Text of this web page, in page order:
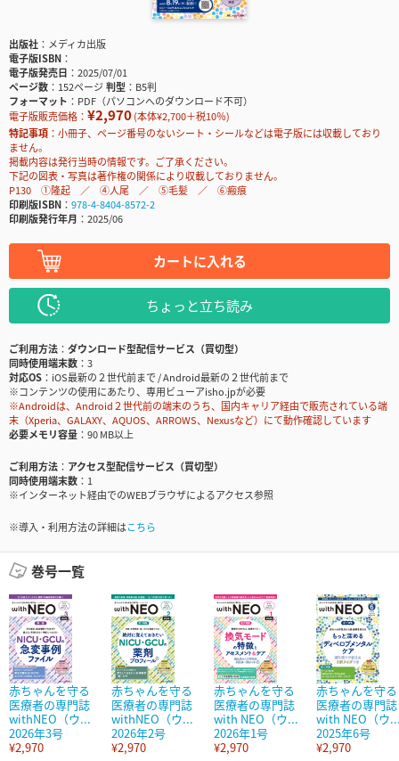
出版社
メディカ出版
電子版ISBN
電子版発売日
2025/07/01
ページ数
152ページ判型
B5判
フォーマット
PDF（パソコンへのダウンロード不可）
電子版販売価格： ¥2,970(本体¥2,700＋税10％)
特記事項
小冊子、ページ番号のないシート・シールなどは電子版には収載しており
ません。
掲載内容は発行当時の情報です。ご了承ください。
下記の図表・写真は著作権の関係により収載しておりません。
P130 ①隆起 ／ ④人尾 ／ ⑤毛髪 ／ ⑥瘢痕
印刷版ISBN
978-4-8404-8572-2
印刷版発行年月
2025/06
カートに入れる
ちょっと立ち読み
ご利用方法
ダウンロード型配信サービス（買切型）
同時使用端末数
3
対応OS
iOS最新の２世代前まで / Android最新の２世代前まで
※コンテンツの使用にあたり、専用ビューアisho.jpが必要
※Androidは、Android２世代前の端末のうち、国内キャリア経由で販売されている端
末（Xperia、GALAXY、AQUOS、ARROWS、Nexusなど）にて動作確認しています
必要メモリ容量
90 MB以上
ご利用方法
アクセス型配信サービス（買切型）
同時使用端末数
1
※インターネット経由でのWEBブラウザによるアクセス参照
※導入・利用方法の詳細はこちら
巻号一覧
赤ちゃんを守る
医療者の専門誌
withNEO（ウ...
2026年3号
¥2,970
赤ちゃんを守る
医療者の専門誌
withNEO（ウ...
2026年2号
¥2,970
赤ちゃんを守る
医療者の専門誌
with NEO（ウ...
2026年1号
¥2,970
赤ちゃんを守る
医療者の専門誌
with NEO（ウ
2025年6号
¥2,970